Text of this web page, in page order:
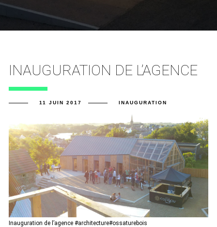
INAUGURATION DE L’AGENCE
11 JUIN 2017 INAUGURATION
Inauguration de l’agence #architecture#ossaturebois
En savoir plus